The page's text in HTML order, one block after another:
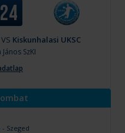
24
VS Kiskunhalasi UKSC
SzKI
Szeged